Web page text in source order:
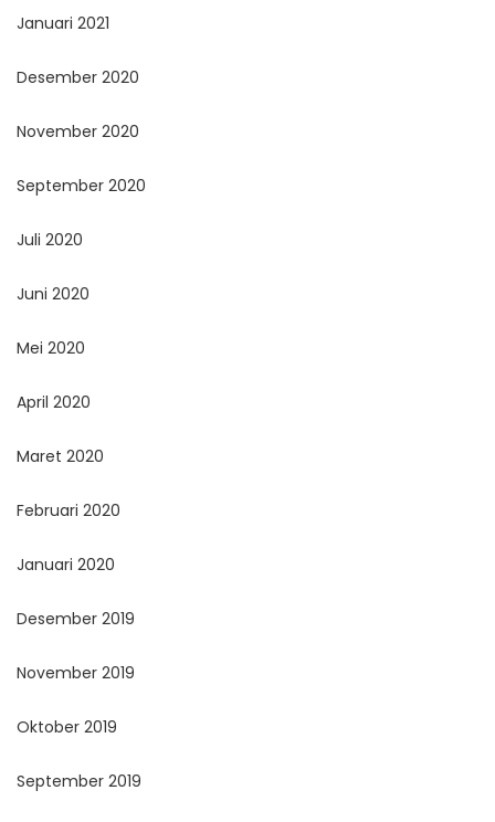
Januari 2021
Desember 2020
November 2020
September 2020
Juli 2020
Juni 2020
Mei 2020
April 2020
Maret 2020
Februari 2020
Januari 2020
Desember 2019
November 2019
Oktober 2019
September 2019